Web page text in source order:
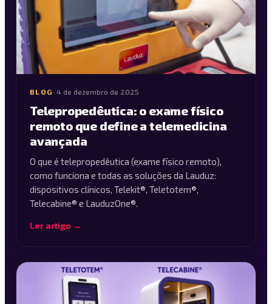
BLOG · 4 de dezembro de 2025
Telepropedêutica: o exame físico
remoto que define a telemedicina
avançada
O que é telepropedêutica (exame físico remoto),
como funciona e todas as soluções da Lauduz:
dispositivos clínicos, Telekit®, Teletotem®,
Telecabine® e LauduzOne®.
Ler artigo →